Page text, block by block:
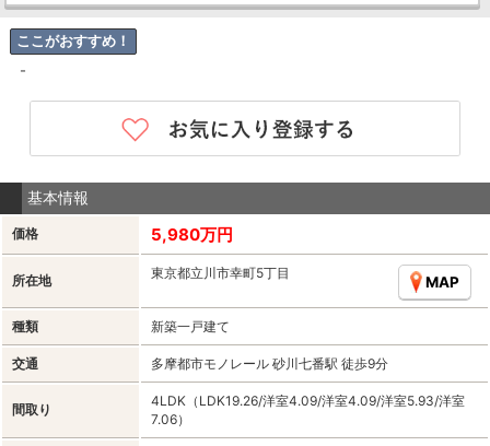
ここがおすすめ！
-
基本情報
価格 5,980万円
所在地 東京都立川市幸町5丁目
MAP
種類 新築一戸建て
交通 多摩都市モノレール 砂川七番駅 徒歩9分
間取り
4LDK（LDK19.26/洋室4.09/洋室4.09/洋室5.93/洋室
7.06）